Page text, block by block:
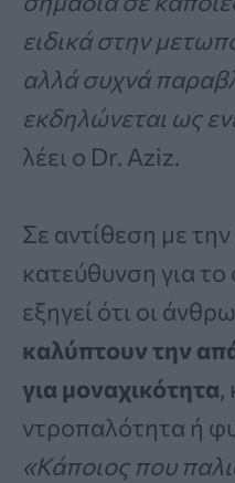
ειδικά στην
αλλά συχνά
εκδηλώνεται ως
λέει ο Dr. Aziz.
Σε αντίθεση με
κατεύθυνση για το
εξηγεί ότι οι
καλύπτουν την
για μοναχικότητα,
ντροπαλότητα ή
«Κάποιος που